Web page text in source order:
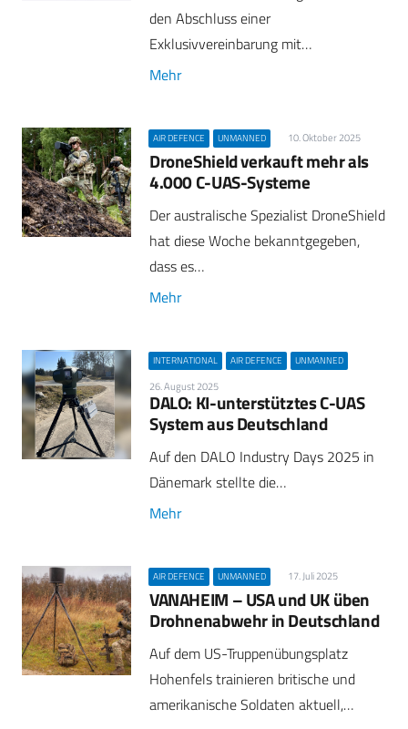
den Abschluss einer
Exklusivvereinbarung mit…
Mehr
AIR DEFENCE UNMANNED 10. Oktober 2025
DroneShield verkauft mehr als
4.000 C-UAS-Systeme
Der australische Spezialist DroneShield
hat diese Woche bekanntgegeben,
dass es…
Mehr
INTERNATIONAL AIR DEFENCE UNMANNED
26. August 2025
DALO: KI-unterstütztes C-UAS
System aus Deutschland
Auf den DALO Industry Days 2025 in
Dänemark stellte die…
Mehr
AIR DEFENCE UNMANNED 17. Juli 2025
VANAHEIM – USA und UK üben
Drohnenabwehr in Deutschland
Auf dem US-Truppenübungsplatz
Hohenfels trainieren britische und
amerikanische Soldaten aktuell,…